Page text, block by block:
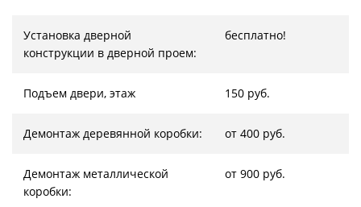
Установка дверной
конструкции в дверной проем:
бесплатно!
Подъем двери, этаж 150 руб.
Демонтаж деревянной коробки: от 400 руб.
Демонтаж металлической
коробки:
от 900 руб.